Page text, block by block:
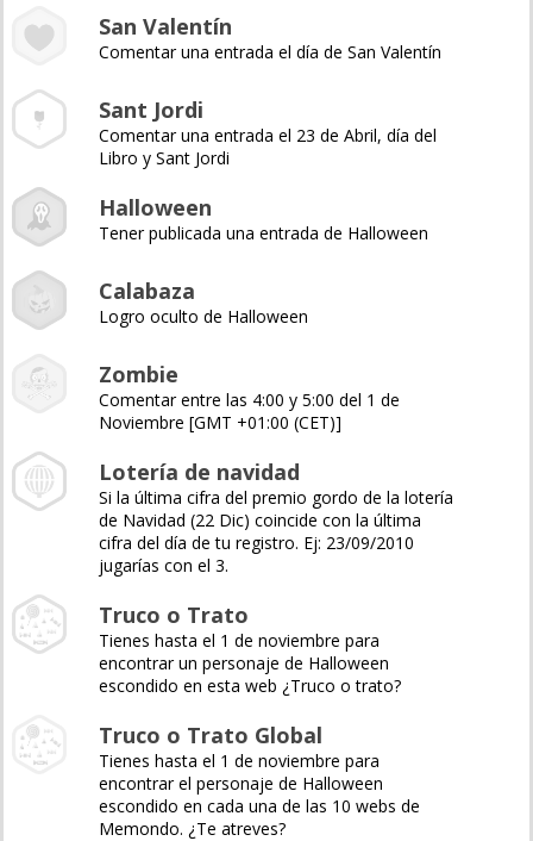
San Valentín
Comentar una entrada el día de San Valentín
Sant Jordi
Comentar una entrada el 23 de Abril, día del
Libro y Sant Jordi
Halloween
Tener publicada una entrada de Halloween
Calabaza
Logro oculto de Halloween
Zombie
Comentar entre las 4:00 y 5:00 del 1 de
Noviembre [GMT +01:00 (CET)]
Lotería de navidad
Si la última cifra del premio gordo de la lotería
de Navidad (22 Dic) coincide con la última
cifra del día de tu registro. Ej: 23/09/2010
jugarías con el 3.
Truco o Trato
Tienes hasta el 1 de noviembre para
encontrar un personaje de Halloween
escondido en esta web ¿Truco o trato?
Truco o Trato Global
Tienes hasta el 1 de noviembre para
encontrar el personaje de Halloween
escondido en cada una de las 10 webs de
Memondo. ¿Te atreves?